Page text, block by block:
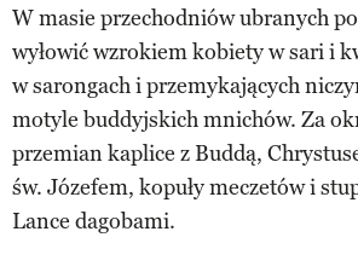
W masie przechodniów ubranych
wyłowić wzrokiem kobiety w sari i
w sarongach i przemykających
motyle buddyjskich mnichów. Za
przemian kaplice z Buddą,
św. Józefem, kopuły meczetów i
Lance dagobami.